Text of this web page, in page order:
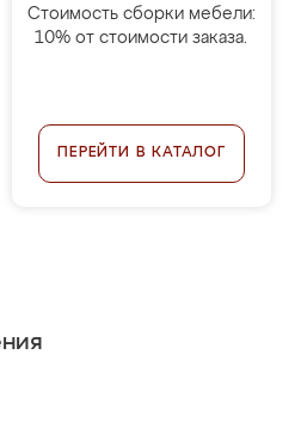
Стоимость сборки мебели:
10% от стоимости заказа.
ПЕРЕЙТИ В КАТАЛОГ